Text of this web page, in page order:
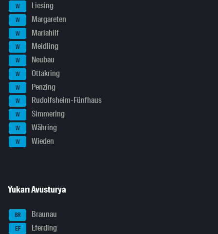
W Liesing
W Margareten
W Mariahilf
W Meidling
W Neubau
W Ottakring
W Penzing
W Rudolfsheim-Fünfhaus
W Simmering
W Währing
W Wieden
Yukarı Avusturya
BR Braunau
EF Eferding